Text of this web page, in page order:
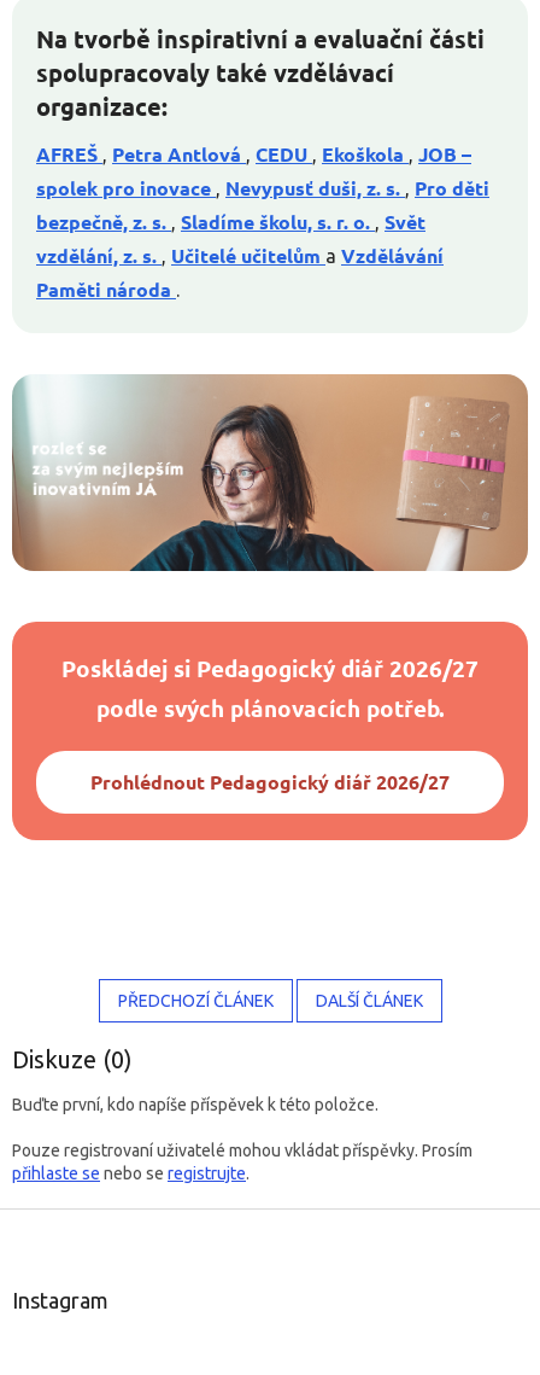
Na tvorbě inspirativní a evaluační části
spolupracovaly také vzdělávací
organizace:
AFREŠ , Petra Antlová , CEDU , Ekoškola , JOB –
spolek pro inovace , Nevypusť duši, z. s. , Pro děti
bezpečně, z. s. , Sladíme školu, s. r. o. , Svět
vzdělání, z. s. , Učitelé učitelům a Vzdělávání
Paměti národa .
Poskládej si Pedagogický diář 2026/27
podle svých plánovacích potřeb.
Prohlédnout Pedagogický diář 2026/27
PŘEDCHOZÍ ČLÁNEK DALŠÍ ČLÁNEK
Diskuze (0)
Buďte první, kdo napíše příspěvek k této položce.
Pouze registrovaní uživatelé mohou vkládat příspěvky. Prosím
přihlaste se nebo se registrujte.
Instagram